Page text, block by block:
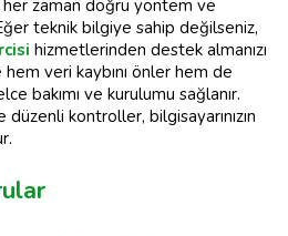
her zaman doğru yöntem ve
teknik bilgiye sahip değilseniz,
hizmetlerinden destek almanızı
veri kaybını önler hem de
bakımı ve kurulumu sağlanır.
düzenli kontroller, bilgisayarınızın